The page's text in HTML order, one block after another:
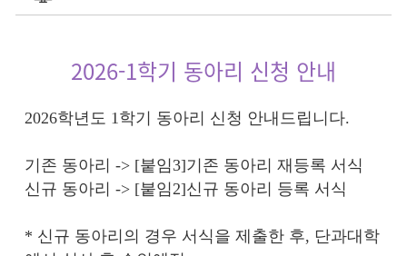
2026-1학기 동아리 신청 안내
2026학년도 1학기 동아리 신청 안내드립니다.
기존 동아리 -> [붙임3]기존 동아리 재등록 서식
신규 동아리 -> [붙임2]신규 동아리 등록 서식
* 신규 동아리의 경우 서식을 제출한 후, 단과대학